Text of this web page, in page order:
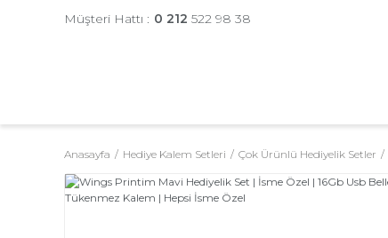
Müşteri Hattı : 0 212 522 98 38
Anasayfa Hediye Kalem Setleri Çok Ürünlü Hediyelik Setler